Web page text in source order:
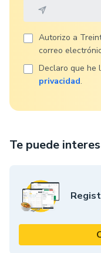
Te puede
Autorizo ​​a
correo
Declaro que he
privacidad.